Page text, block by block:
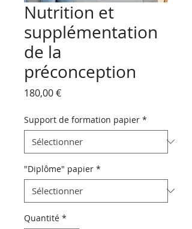
Nutrition et
supplémentation
de la
préconception
180,00 €Prix
Support de formation papier *
"Diplôme" papier *
Quantité *